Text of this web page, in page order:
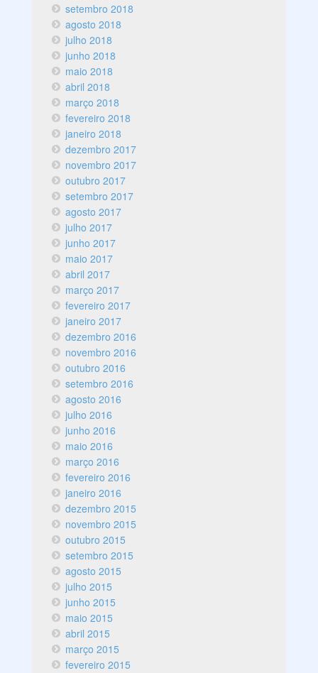
setembro 2018
agosto 2018
julho 2018
junho 2018
maio 2018
abril 2018
março 2018
fevereiro 2018
janeiro 2018
dezembro 2017
novembro 2017
outubro 2017
setembro 2017
agosto 2017
julho 2017
junho 2017
maio 2017
abril 2017
março 2017
fevereiro 2017
janeiro 2017
dezembro 2016
novembro 2016
outubro 2016
setembro 2016
agosto 2016
julho 2016
junho 2016
maio 2016
março 2016
fevereiro 2016
janeiro 2016
dezembro 2015
novembro 2015
outubro 2015
setembro 2015
agosto 2015
julho 2015
junho 2015
maio 2015
abril 2015
março 2015
fevereiro 2015